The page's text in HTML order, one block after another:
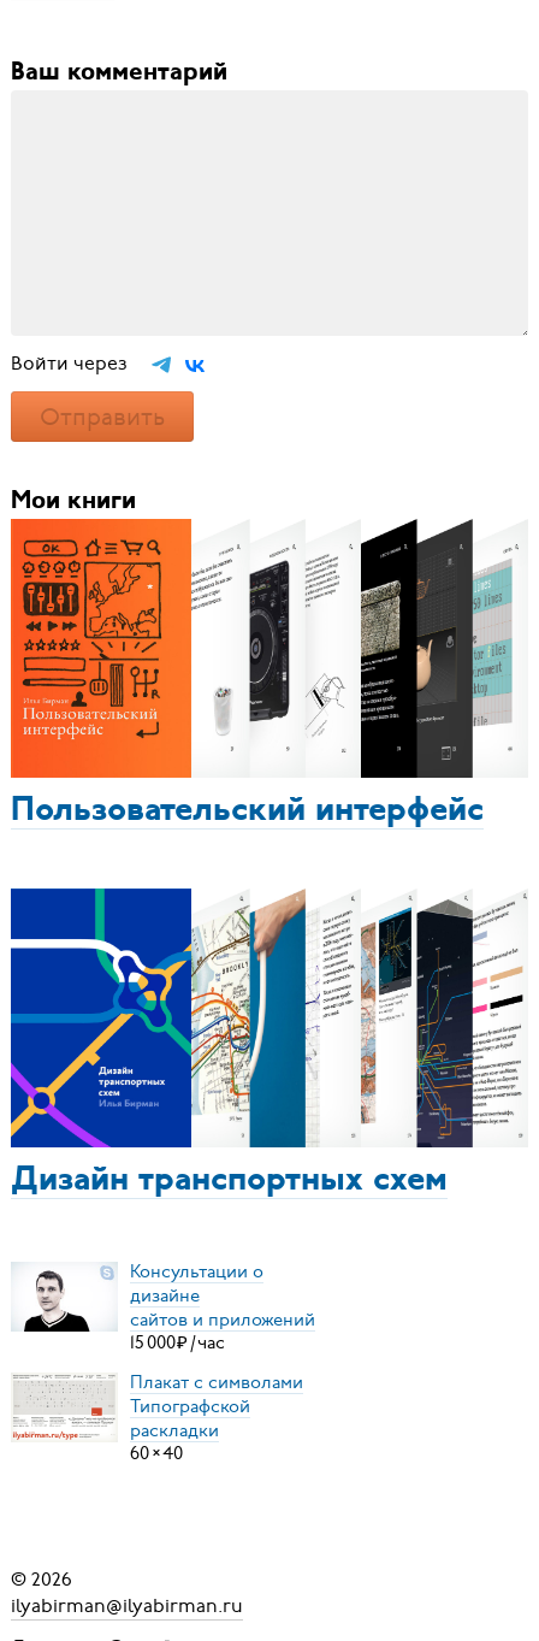
Ваш комментарий
Войти через
Отправить
Мои книги
Пользовательский интерфейс
Дизайн транспортных схем
Консультации о
дизайне
сайтов и приложений
15000₽ /час
Плакат с символами
Типографской
раскладки
60×40
© 2026
ilyabirman@ilyabirman.ru